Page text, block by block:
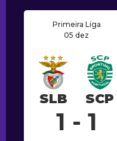
Primeira Liga
05 dez
SLB SCP
1 - 1